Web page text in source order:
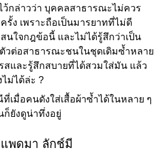
ว้กล่าวว่า บุคคลสาธารณะไม่ควร
รั้ง เพราะถือเป็นมารยาทที่ไม่ดี
นใจกฎข้อนี้ และไม่ได้รู้สึกว่าเป็น
วต่อสาธารณะชนในชุดเดิมซ้ำหลาย
สและรู้สึกสบายที่ได้สวมใส่มัน แล้ว
ม่ได้ล่ะ ?
เมื่อคนดังใส่เสื้อผ้าซ้ำได้ในหลาย ๆ
ก็ยังดูน่าทึ่งอยู่
พดมา ลักช์มี